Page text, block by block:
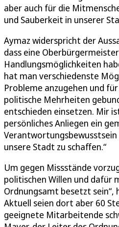
aber auch für die
und Sauberkeit in unserer
Aymaz widerspricht der
dass eine
Handlungsmöglichkeiten
hat man verschiedenste
Probleme anzugehen und
politische Mehrheiten
entschieden einsetzen. Mir
persönliches Anliegen ein
Verantwortungsbewusstsein
unsere Stadt zu schaffen.“
Um gegen Missstände
politischen Willen und dafür
Ordnungsamt besetzt sein“,
Aktuell seien dort aber 60
geeignete Mitarbeitende